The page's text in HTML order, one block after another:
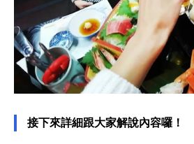
接下來詳細跟大家解說內容囉！